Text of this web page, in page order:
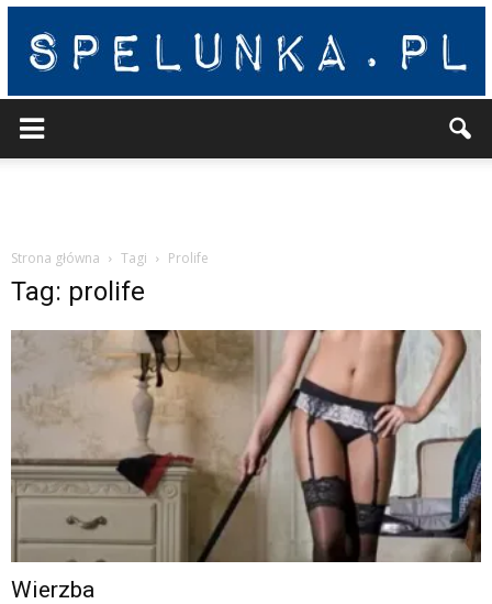
Strona główna Tagi Prolife
Tag: prolife
Wierzba